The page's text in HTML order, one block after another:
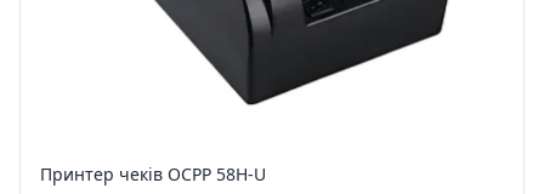
Принтер чеків OCPP 58H-U